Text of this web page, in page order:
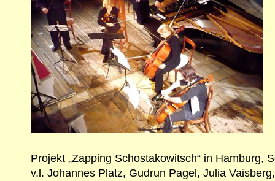
Projekt „Zapping Schostakowitsch“ in Hamburg,
v.l. Johannes Platz, Gudrun Pagel, Julia